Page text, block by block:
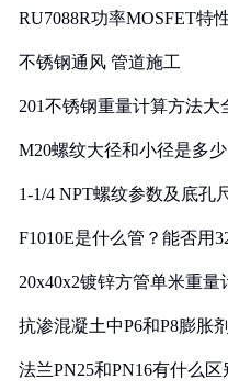
RU7088R功率MOSFET特
不锈钢通风 管道施工
201不锈钢重量计算方法大
M20螺纹大径和小径是多少
1-1/4 NPT螺纹参数及底孔
F1010E是什么管？能否用
20x40x2镀锌方管单米重
抗渗混凝土中P6和P8膨胀
法兰PN25和PN16有什么区